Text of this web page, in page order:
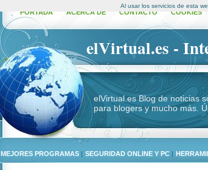
PORTADA ACERCA DE CONTACTO COOKIES
elVirtual.es -
elVirtual.es Blog de noticias
para blogers y mucho más.
MEJORES PROGRAMAS | SEGURIDAD ONLINE Y PC |
Al usar los servicios de esta